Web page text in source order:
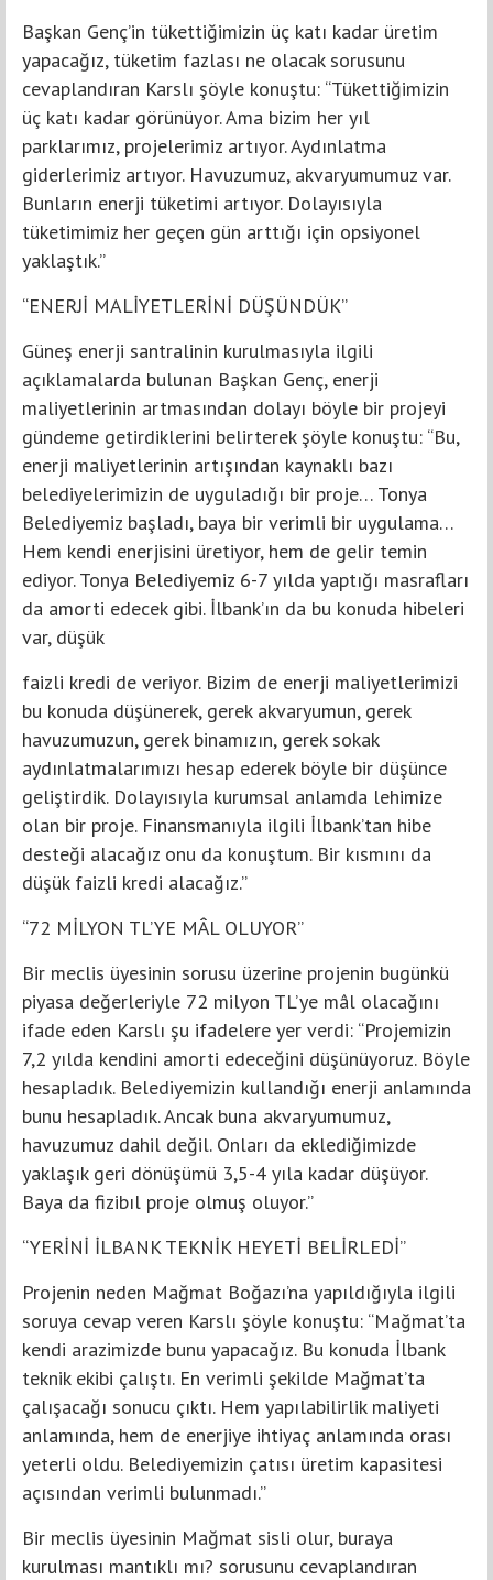
Başkan Genç’in tükettiğimizin üç katı kadar üretim
yapacağız, tüketim fazlası ne olacak sorusunu
cevaplandıran Karslı şöyle konuştu: “Tükettiğimizin
üç katı kadar görünüyor. Ama bizim her yıl
parklarımız, projelerimiz artıyor. Aydınlatma
giderlerimiz artıyor. Havuzumuz, akvaryumumuz var.
Bunların enerji tüketimi artıyor. Dolayısıyla
tüketimimiz her geçen gün arttığı için opsiyonel
yaklaştık.”
“ENERJİ MALİYETLERİNİ DÜŞÜNDÜK”
Güneş enerji santralinin kurulmasıyla ilgili
açıklamalarda bulunan Başkan Genç, enerji
maliyetlerinin artmasından dolayı böyle bir projeyi
gündeme getirdiklerini belirterek şöyle konuştu: “Bu,
enerji maliyetlerinin artışından kaynaklı bazı
belediyelerimizin de uyguladığı bir proje… Tonya
Belediyemiz başladı, baya bir verimli bir uygulama…
Hem kendi enerjisini üretiyor, hem de gelir temin
ediyor. Tonya Belediyemiz 6-7 yılda yaptığı masrafları
da amorti edecek gibi. İlbank’ın da bu konuda hibeleri
var, düşük
faizli kredi de veriyor. Bizim de enerji maliyetlerimizi
bu konuda düşünerek, gerek akvaryumun, gerek
havuzumuzun, gerek binamızın, gerek sokak
aydınlatmalarımızı hesap ederek böyle bir düşünce
geliştirdik. Dolayısıyla kurumsal anlamda lehimize
olan bir proje. Finansmanıyla ilgili İlbank’tan hibe
desteği alacağız onu da konuştum. Bir kısmını da
düşük faizli kredi alacağız.”
“72 MİLYON TL’YE MÂL OLUYOR”
Bir meclis üyesinin sorusu üzerine projenin bugünkü
piyasa değerleriyle 72 milyon TL’ye mâl olacağını
ifade eden Karslı şu ifadelere yer verdi: “Projemizin
7,2 yılda kendini amorti edeceğini düşünüyoruz. Böyle
hesapladık. Belediyemizin kullandığı enerji anlamında
bunu hesapladık. Ancak buna akvaryumumuz,
havuzumuz dahil değil. Onları da eklediğimizde
yaklaşık geri dönüşümü 3,5-4 yıla kadar düşüyor.
Baya da fizibıl proje olmuş oluyor.”
“YERİNİ İLBANK TEKNİK HEYETİ BELİRLEDİ”
Projenin neden Mağmat Boğazı’na yapıldığıyla ilgili
soruya cevap veren Karslı şöyle konuştu: “Mağmat’ta
kendi arazimizde bunu yapacağız. Bu konuda İlbank
teknik ekibi çalıştı. En verimli şekilde Mağmat’ta
çalışacağı sonucu çıktı. Hem yapılabilirlik maliyeti
anlamında, hem de enerjiye ihtiyaç anlamında orası
yeterli oldu. Belediyemizin çatısı üretim kapasitesi
açısından verimli bulunmadı.”
Bir meclis üyesinin Mağmat sisli olur, buraya
kurulması mantıklı mı? sorusunu cevaplandıran